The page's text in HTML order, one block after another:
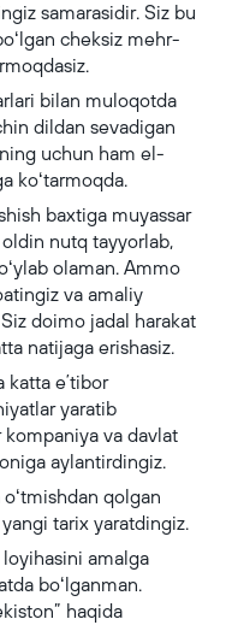
samarasidir. Siz bu
cheksiz mehr-
bilan muloqotda
dildan sevadigan
uchun ham el-
koʻtarmoqda.
baxtiga muyassar
nutq tayyorlab,
olaman. Ammo
va amaliy
doimo jadal harakat
natijaga erishasiz.
eʼtibor
yaratib
kompaniya va davlat
aylantirdingiz.
qolgan
tarix yaratdingiz.
amalga
boʻlganman.
haqida